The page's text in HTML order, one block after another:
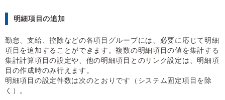
明細項目の追加
勤怠、支給、控除などの各項目グループには、必要に応じて明細
項目を追加することができます。複数の明細項目の値を集計する
集計計算項目の設定や、他の明細項目とのリンク設定は、明細項
目の作成時のみ行えます。
明細項目の設定件数は次のとおりです（システム固定項目を除
く）。